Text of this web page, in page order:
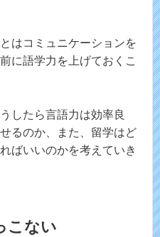
はコミュニケーションを
に語学力を上げておくこ
したら言語力は効率良
るのか、また、留学はど
ばいいのかを考えていき
こない